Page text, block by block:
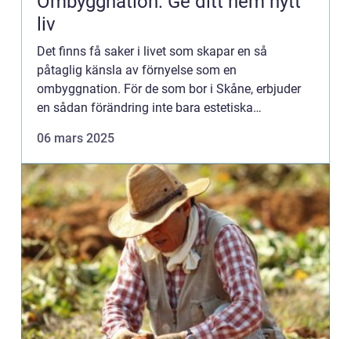
liv
Det finns få saker i livet som skapar en så
påtaglig känsla av förnyelse som en
ombyggnation. För de som bor i Skåne, erbjuder
en sådan förändring inte bara estetiska
06 mars 2025